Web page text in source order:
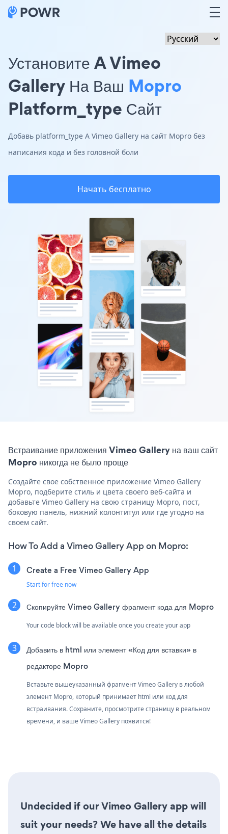
Установите A Vimeo
Gallery На Ваш Mopro
Platform_type Сайт
Добавь platform_type A Vimeo Gallery на сайт Mopro без
написания кода и без головной боли
Начать бесплатно
Встраивание приложения Vimeo Gallery на ваш сайт
Mopro никогда не было проще
Создайте свое собственное приложение Vimeo Gallery
Mopro, подберите стиль и цвета своего веб-сайта и
добавьте Vimeo Gallery на свою страницу Mopro, пост,
боковую панель, нижний колонтитул или где угодно на
своем сайт.
How To Add a Vimeo Gallery App on Mopro:
Create a Free Vimeo Gallery App
Start for free now
Скопируйте Vimeo Gallery фрагмент кода для Mopro
Your code block will be available once you create your app
Добавить в html или элемент «Код для вставки» в
редакторе Mopro
Вставьте вышеуказанный фрагмент Vimeo Gallery в любой
элемент Mopro, который принимает html или код для
встраивания. Сохраните, просмотрите страницу в реальном
времени, и ваше Vimeo Gallery появится!
Undecided if our Vimeo Gallery app will
suit your needs? We have all the details